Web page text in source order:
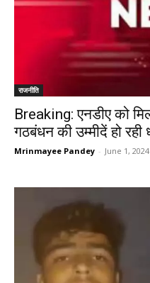
राजनीति
Breaking: एनडीए को
गठबंधन की उम्मीदें हो रही
Mrinmayee Pandey - June 1, 2024